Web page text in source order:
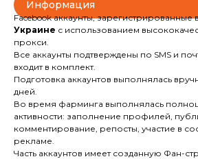
Информация
Facebook аккаунты, зарегистрированные
Украине с использованием
прокси.
Все аккаунты подтверждены по SMS и
входит в комплект.
Подготовка аккаунтов выполнялась
дней.
Во время фарминга выполнялась
активности: заполнение профилей,
комментирование, репосты, участие в
рекламе.
Часть аккаунтов имеет созданную Фан-